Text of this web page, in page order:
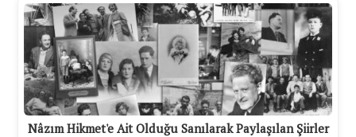
Nâzım Hikmet'e Ait Olduğu Sanılarak Paylaşılan Şiirler